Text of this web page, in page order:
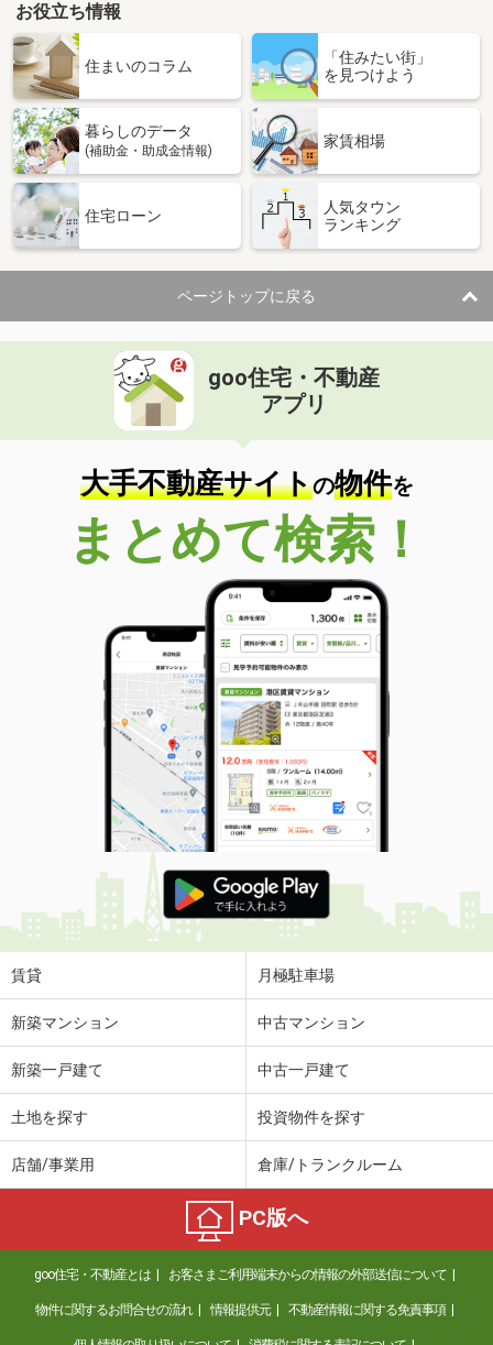
お役立ち情報
住まいのコラム
「住みたい街」
を見つけよう
暮らしのデータ
(補助金・助成金情報)
家賃相場
住宅ローン
人気タウン
ランキング
ページトップに戻る
goo住宅・不動産
アプリ
大手不動産サイトの物件を
まとめて検索！
賃貸 月極駐車場
新築マンション 中古マンション
新築一戸建て 中古一戸建て
土地を探す 投資物件を探す
店舗/事業用 倉庫/トランクルーム
PC版へ
goo住宅・不動産とは お客さまご利用端末からの情報の外部送信について
物件に関するお問合せの流れ 情報提供元 不動産情報に関する免責事項